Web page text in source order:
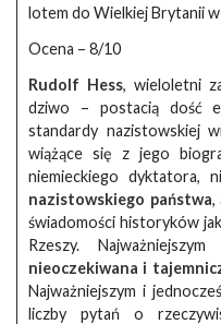
lotem do Wielkiej Brytanii
Ocena – 8/10
Rudolf Hess, wieloletni
dziwo – postacią dość
standardy nazistowskiej
wiążące się z jego
niemieckiego dyktatora,
nazistowskiego państwa,
świadomości historyków
Rzeszy.
nieoczekiwana i
Najważniejszym i
liczby pytań o